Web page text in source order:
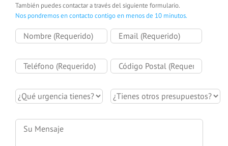
También puedes contactar a través del siguiente formulario.
Nos pondremos en contacto contigo en menos de 10 minutos.